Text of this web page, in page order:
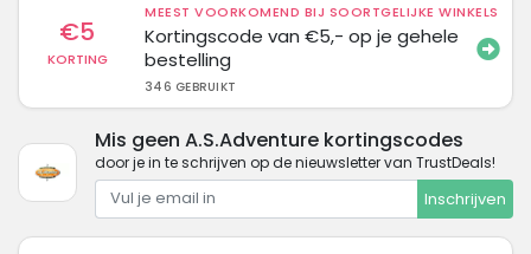
€5
KORTING
MEEST VOORKOMEND BIJ SOORTGELIJKE WINKELS
Kortingscode van €5,- op je gehele
bestelling
346 GEBRUIKT
Mis geen A.S.Adventure kortingscodes
door je in te schrijven op de nieuwsletter van TrustDeals!
Inschrijven